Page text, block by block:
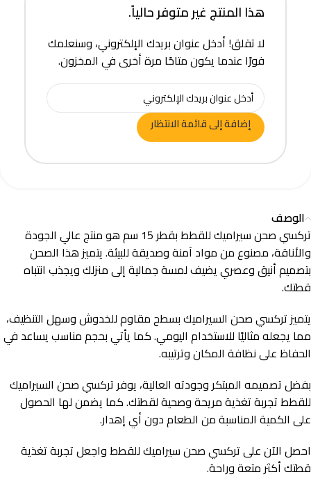
هذا المنتج غير متوفر حالياً.
لا تقلق! أدخل عنوان بريدك الإلكتروني، وسنعلمك
فورًا عندما يكون متاحًا مرة أخرى في المخزون.
إضافة إلى قائمة الانتظار
الوصف
تركسي صحن سيراميك للقطط بقطر 15 سم هو منتج عالي الجودة
والأناقة، مصنوع من مواد آمنة وصديقة للبيئة. يتميز هذا الصحن
بتصميم أنيق وعصري يضيف لمسة جمالية إلى منزلك ويجذب انتباه
قطتك.
يتميز تركسي صحن السيراميك بسطح مقاوم للخدوش وسهل التنظيف،
مما يجعله مثاليًا للاستخدام اليومي. كما يأتي بحجم مناسب يساعد في
الحفاظ على نظافة المكان وترتيبه.
بفضل تصميمه المبتكر وجودته العالية، يوفر تركسي صحن السيراميك
للقطط تجربة تغذية مريحة وصحية لقطتك. كما يضمن لها الحصول
على الكمية المناسبة من الطعام دون أي إهدار.
احصل الآن على تركسي صحن سيراميك للقطط واجعل تجربة تغذية
قطتك أكثر متعة وراحة.